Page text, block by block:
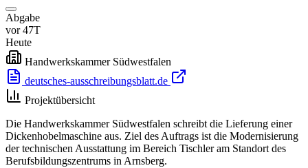
Abgabe
vor 47T
Heute
Handwerkskammer Südwestfalen
deutsches-ausschreibungsblatt.de
Projektübersicht
Die Handwerkskammer Südwestfalen schreibt die Lieferung einer
Dickenhobelmaschine aus. Ziel des Auftrags ist die Modernisierung
der technischen Ausstattung im Bereich Tischler am Standort des
Berufsbildungszentrums in Arnsberg.